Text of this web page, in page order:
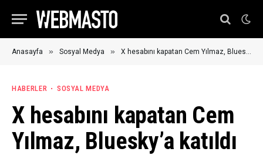
Anasayfa » Sosyal Medya » X hesabını kapatan Cem Yılmaz, Bluesky’a katıldı
HABERLER SOSYAL MEDYA
X hesabını kapatan Cem
Yılmaz, Bluesky’a katıldı